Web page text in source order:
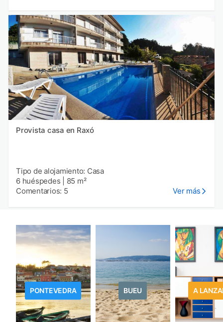
Provista casa en Raxó
Tipo de alojamiento: Casa
6 huéspedes
85 m²
Comentarios: 5
Ver más
PONTEVEDRA BUEU A